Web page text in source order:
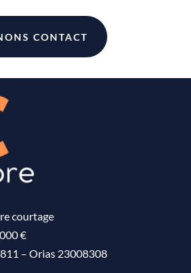
CONTACT
courtage
€
–Orias 23008308